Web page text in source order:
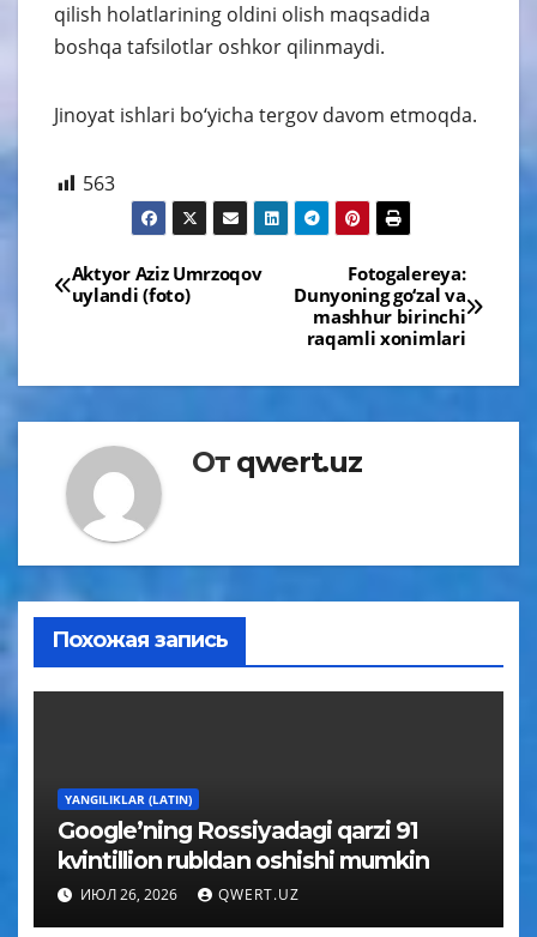
qilish holatlarining oldini olish maqsadida
boshqa tafsilotlar oshkor qilinmaydi.
Jinoyat ishlari bo‘yicha tergov davom etmoqda.
563
Навигация
по
Fotogalereya:
Dunyoning go‘zal va
mashhur birinchi
raqamli xonimlari
Aktyor Aziz Umrzoqov
uylandi (foto)
От qwert.uz
Похожая запись
YANGILIKLAR (LATIN)
Google’ning Rossiyadagi qarzi 91
kvintillion rubldan oshishi mumkin
ИЮЛ 26, 2026 QWERT.UZ